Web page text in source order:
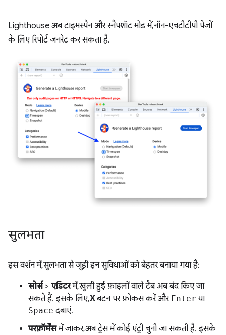
Lighthouse अब टाइमस्पैन और स्नैपशॉट मोड में, नॉन-एचटीटीपी पेजों
के लिए रिपोर्ट जनरेट कर सकता है.
सुलभता
इस वर्शन में, सुलभता से जुड़ी इन सुविधाओं को बेहतर बनाया गया है:
सोर्स> एडिटरमें, खुली हुई फ़ाइलों वाले टैब अब बंद किए जा
सकते हैं. इसके लिए,Xबटन पर फ़ोकस करें और Enter या
Space दबाएं.
परफ़ॉर्मेंसमें जाकर, अब ट्रेस में कोई एंट्री चुनी जा सकती है. इसके